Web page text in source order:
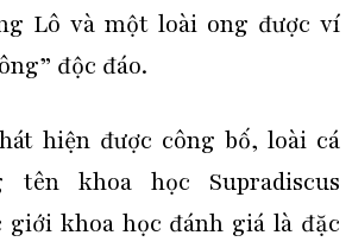
Lô và một loài ong được ví
độc đáo.
hiện được công bố, loài cá
tên khoa học Supradiscus
giới khoa học đánh giá là đặc